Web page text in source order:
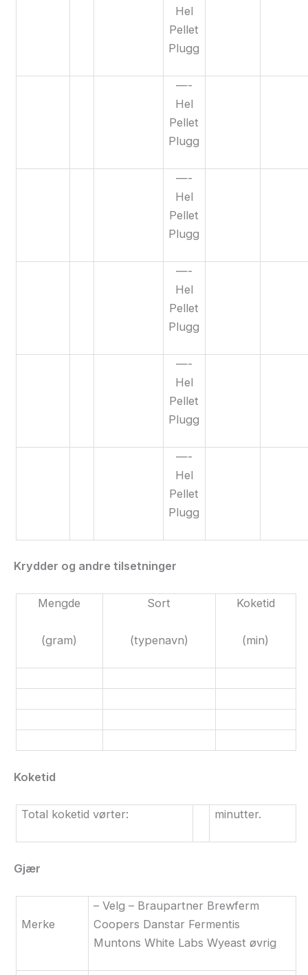
Hel
Pellet
Plugg
—-
Hel
Pellet
Plugg
—-
Hel
Pellet
Plugg
—-
Hel
Pellet
Plugg
—-
Hel
Pellet
Plugg
—-
Hel
Pellet
Plugg
Krydder og andre tilsetninger
Mengde
(gram)
Sort
(typenavn)
Koketid
(min)
Koketid
Total koketid vørter: minutter.
Gjær
Merke
– Velg – Braupartner Brewferm
Coopers Danstar Fermentis
Muntons White Labs Wyeast øvrig